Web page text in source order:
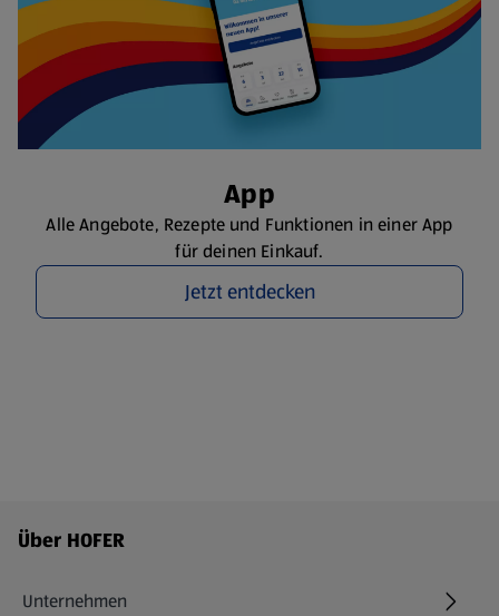
App
Alle Angebote, Rezepte und Funktionen in einer App
für deinen Einkauf.
Jetzt entdecken
Fußzeilenmenü - weitere Links
Über HOFER
Unternehmen